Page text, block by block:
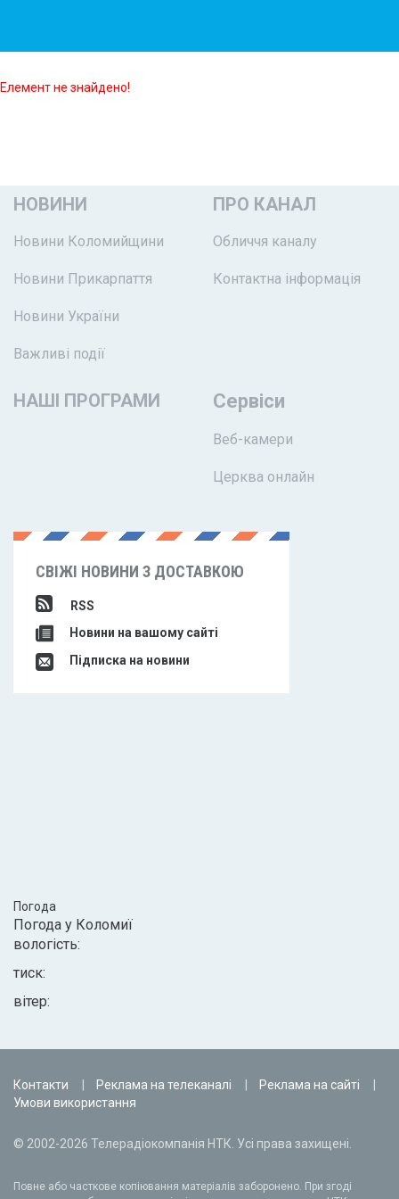
Елемент не знайдено!
НОВИНИ
Новини Коломийщини
Новини Прикарпаття
Новини України
Важливі події
ПРО КАНАЛ
Обличчя каналу
Контактна інформація
НАШІ ПРОГРАМИ Сервіси
Веб-камери
Церква онлайн
СВІЖІ НОВИНИ З ДОСТАВКОЮ
RSS
Новини на вашому сайті
Підписка на новини
Погода
Погода у Коломиї
вологість:
тиск:
вітер:
Контакти Реклама на телеканалі
Реклама на сайті
Умови використання
© 2002-2026 Телерадіокомпанія НТК. Усі права захищені.
Повне або часткове копіювання матеріалів заборонено. При згоді